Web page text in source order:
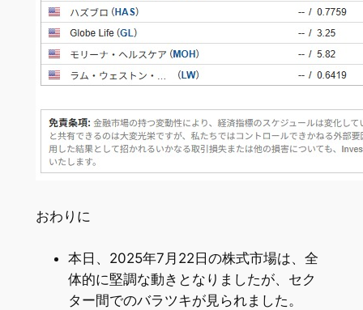
おわりに
本日、2025年7月22日の株式市場は、全
体的に堅調な動きとなりましたが、セク
ター間でのバラツキが見られました。